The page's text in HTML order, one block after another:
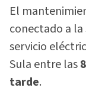
El
conectado a
servicio
Sula entre las
tarde.